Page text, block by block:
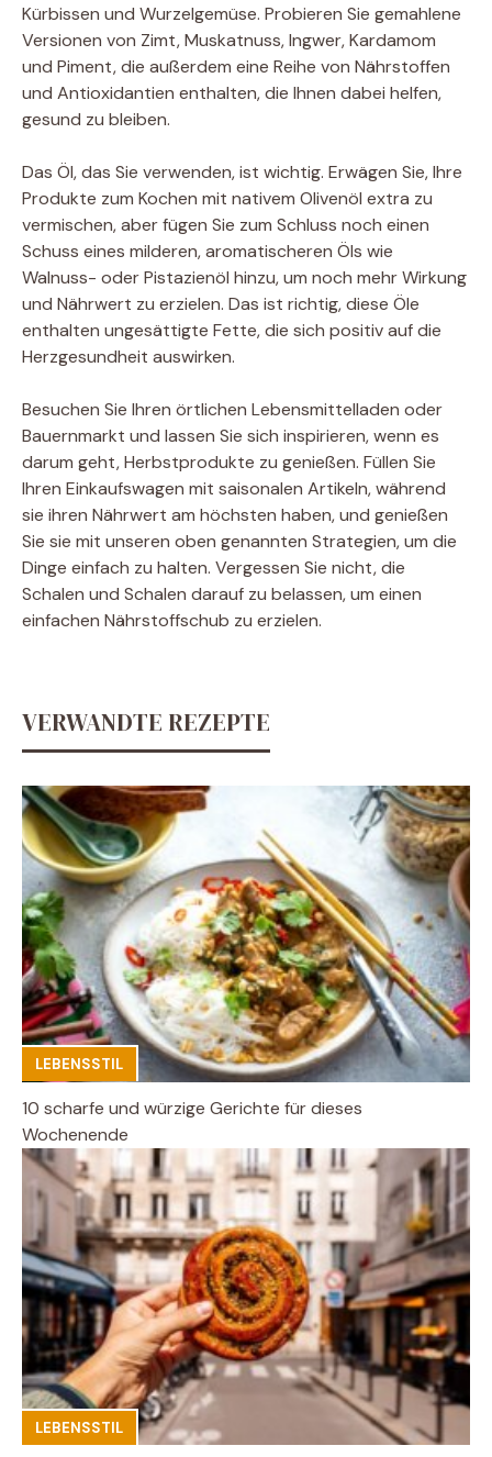
Kürbissen und Wurzelgemüse. Probieren Sie gemahlene
Versionen von Zimt, Muskatnuss, Ingwer, Kardamom
und Piment, die außerdem eine Reihe von Nährstoffen
und Antioxidantien enthalten, die Ihnen dabei helfen,
gesund zu bleiben.
Das Öl, das Sie verwenden, ist wichtig. Erwägen Sie, Ihre
Produkte zum Kochen mit nativem Olivenöl extra zu
vermischen, aber fügen Sie zum Schluss noch einen
Schuss eines milderen, aromatischeren Öls wie
Walnuss- oder Pistazienöl hinzu, um noch mehr Wirkung
und Nährwert zu erzielen. Das ist richtig, diese Öle
enthalten ungesättigte Fette, die sich positiv auf die
Herzgesundheit auswirken.
Besuchen Sie Ihren örtlichen Lebensmittelladen oder
Bauernmarkt und lassen Sie sich inspirieren, wenn es
darum geht, Herbstprodukte zu genießen. Füllen Sie
Ihren Einkaufswagen mit saisonalen Artikeln, während
sie ihren Nährwert am höchsten haben, und genießen
Sie sie mit unseren oben genannten Strategien, um die
Dinge einfach zu halten. Vergessen Sie nicht, die
Schalen und Schalen darauf zu belassen, um einen
einfachen Nährstoffschub zu erzielen.
VERWANDTE REZEPTE
LEBENSSTIL
10 scharfe und würzige Gerichte für dieses
Wochenende
LEBENSSTIL